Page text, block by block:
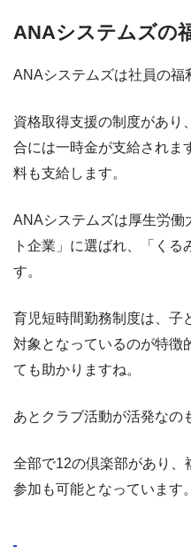
ANAシステムズの
ANAシステムズは社員の福
資格取得支援の制度があり
合には一時金が支給されま
料も支給します。
ANAシステムズは厚生労働
ト企業」に選ばれ、「くる
す。
育児短時間勤務制度は、子
対象となっているのが特徴
ても助かりますね。
あとクラブ活動が活発なの
全部で12の倶楽部があり
参加も可能となっています。